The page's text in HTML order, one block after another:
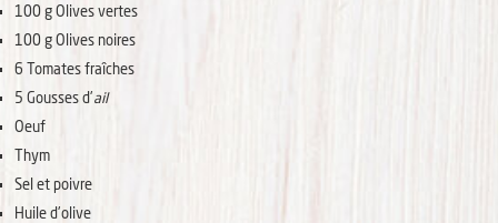
100gOlives vertes
100gOlives noires
6 Tomates fraîches
5 Gousses d'ail
Oeuf
Thym
Sel et poivre
Huile d'olive